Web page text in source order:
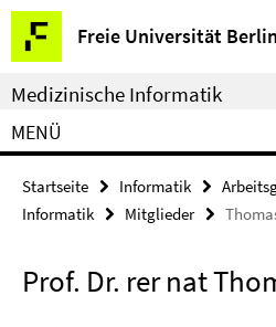
Springe
direkt
zu
Inhalt
Freie Universität Berlin
Service-
Navigation
Medizinische Informatik
MENÜ
Startseite Informatik
Informatik
Mitglieder
Prof. Dr. rer nat